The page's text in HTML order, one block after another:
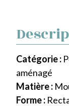
Catégorie :
aménagé
Matière :
Forme :